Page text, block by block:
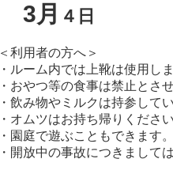
3月 ４日
＜利用者の方へ＞
・ルーム内では上靴は使用し
・おやつ等の食事は禁止とさ
・飲み物やミルクは持参して
・オムツはお持ち帰りくださ
・園庭で遊ぶこともできます
・開放中の事故につきまして